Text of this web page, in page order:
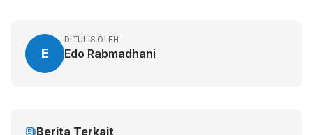
E
DITULIS OLEH
Edo Rabmadhani
Berita Terkait